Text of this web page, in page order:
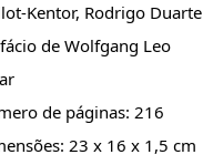
Kentor, Rodrigo Duarte
de Wolfgang Leo
de páginas: 216
23 x 16 x 1,5 cm